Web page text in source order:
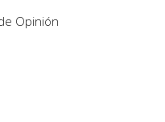
Opinión